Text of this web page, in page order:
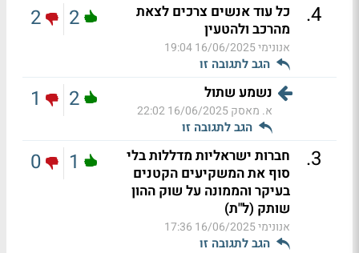
4
.
כל עוד אנשים צרכים לצאת
מהרכב ולהטעין
אנונימי16/06/2025 19:04
הגב לתגובה זו
2
2
נשמע שתול
א. מאסק16/06/2025 22:02
הגב לתגובה זו
2
1
3
.
חברות ישראליות מדללות בלי
סוף את המשקיעים הקטנים
בעיקר והממונה על שוק ההון
שותק (ל"ת)
אנונימי16/06/2025 17:36
הגב לתגובה זו
1
0